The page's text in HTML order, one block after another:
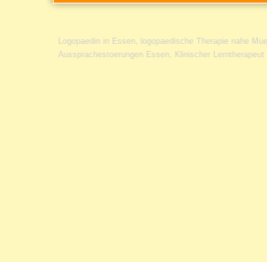
Logopaedin in Essen , logopaedische Therapie nahe
Aussprachestoerungen Essen , Klinischer Lerntherapeut